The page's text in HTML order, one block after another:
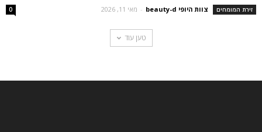
זירת המומחים צוות היופי beauty-d - מאי 11, 2026 0
טען עוד